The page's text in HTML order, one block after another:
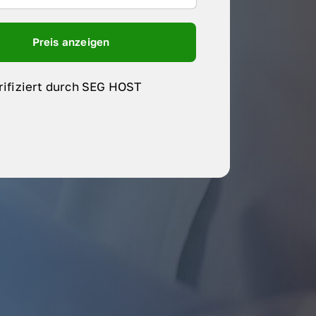
Preis anzeigen
durch SEG HOST